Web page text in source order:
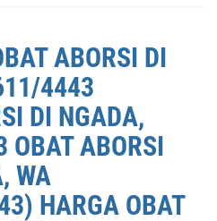
ABORSI DI
4443
DI NGADA,
ABORSI
WA
HARGA OBAT